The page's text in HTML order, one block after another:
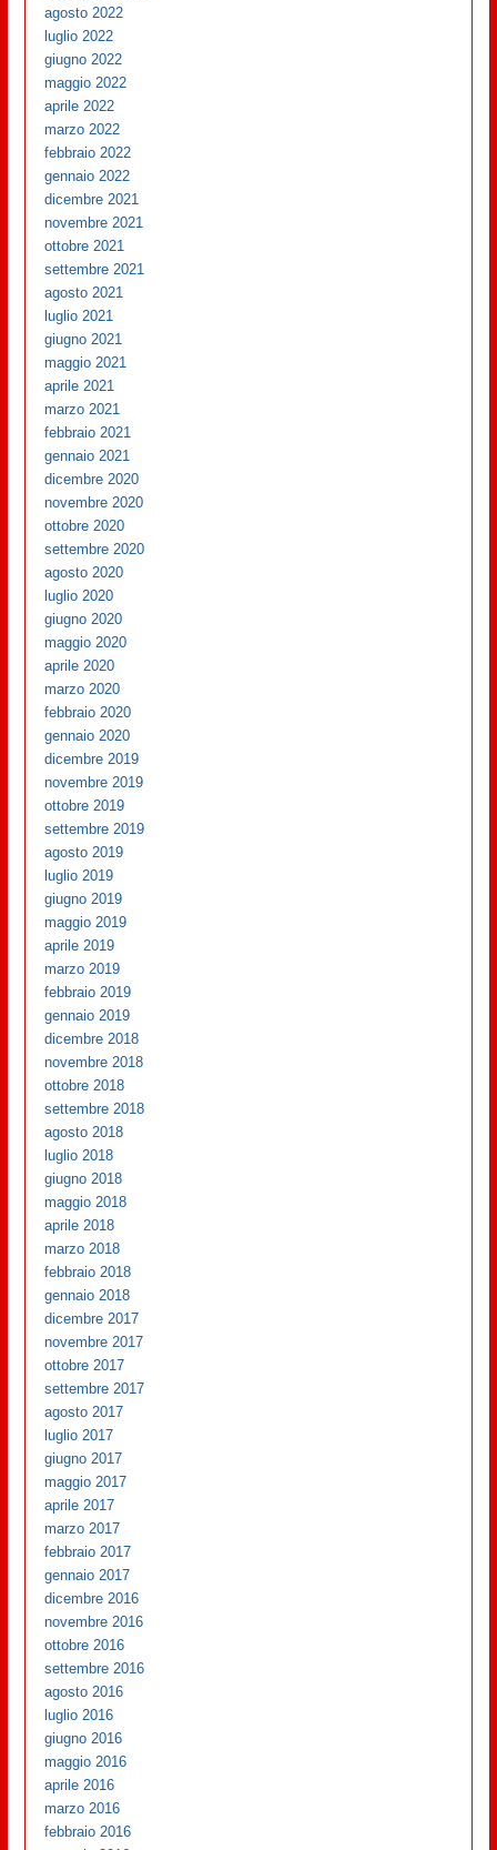
agosto 2022
luglio 2022
giugno 2022
maggio 2022
aprile 2022
marzo 2022
febbraio 2022
gennaio 2022
dicembre 2021
novembre 2021
ottobre 2021
settembre 2021
agosto 2021
luglio 2021
giugno 2021
maggio 2021
aprile 2021
marzo 2021
febbraio 2021
gennaio 2021
dicembre 2020
novembre 2020
ottobre 2020
settembre 2020
agosto 2020
luglio 2020
giugno 2020
maggio 2020
aprile 2020
marzo 2020
febbraio 2020
gennaio 2020
dicembre 2019
novembre 2019
ottobre 2019
settembre 2019
agosto 2019
luglio 2019
giugno 2019
maggio 2019
aprile 2019
marzo 2019
febbraio 2019
gennaio 2019
dicembre 2018
novembre 2018
ottobre 2018
settembre 2018
agosto 2018
luglio 2018
giugno 2018
maggio 2018
aprile 2018
marzo 2018
febbraio 2018
gennaio 2018
dicembre 2017
novembre 2017
ottobre 2017
settembre 2017
agosto 2017
luglio 2017
giugno 2017
maggio 2017
aprile 2017
marzo 2017
febbraio 2017
gennaio 2017
dicembre 2016
novembre 2016
ottobre 2016
settembre 2016
agosto 2016
luglio 2016
giugno 2016
maggio 2016
aprile 2016
marzo 2016
febbraio 2016